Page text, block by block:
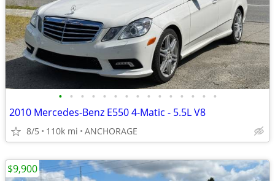
• • • • • • • • • • • • • • •
2010 Mercedes-Benz E550 4-Matic - 5.5L V8
8/5 110k mi ANCHORAGE
$9,900